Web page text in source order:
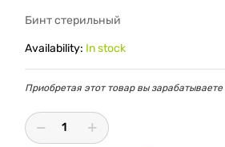
Бинт стерильный
Availability: In stock
Приобретая этот товар вы зарабатываете